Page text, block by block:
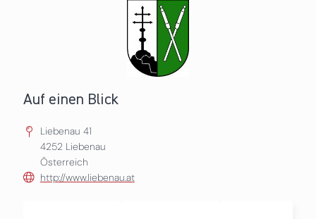
Auf einen Blick
Liebenau 41
4252 Liebenau
Österreich
http://www.liebenau.at